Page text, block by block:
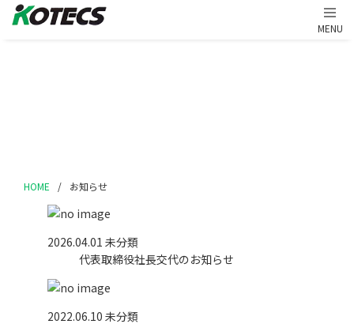
HOME / お知らせ
2026.04.01 未分類
代表取締役社長交代のお知らせ
2022.06.10 未分類